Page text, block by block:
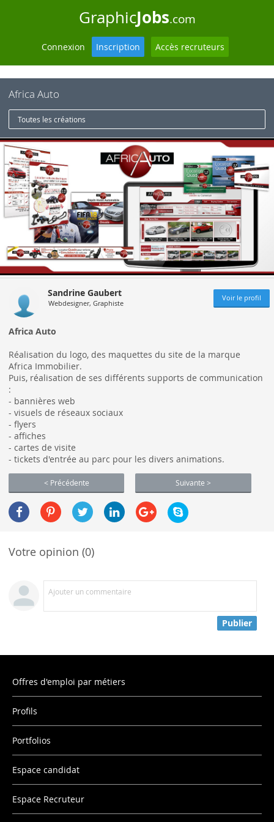
GraphicJobs.com
Connexion Inscription Accès recruteurs
Africa Auto
Toutes les créations
Sandrine Gaubert
Webdesigner, Graphiste
Voir le profil
Africa Auto
Réalisation du logo, des maquettes du site de la marque
Africa Immobilier.
Puis, réalisation de ses différents supports de communication
:
- bannières web
- visuels de réseaux sociaux
- flyers
- affiches
- cartes de visite
- tickets d'entrée au parc pour les divers animations.
< Précédente Suivante >
Votre opinion (0)
Ajouter un commentaire
Publier
Offres d'emploi par métiers
Profils
Portfolios
Espace candidat
Espace Recruteur